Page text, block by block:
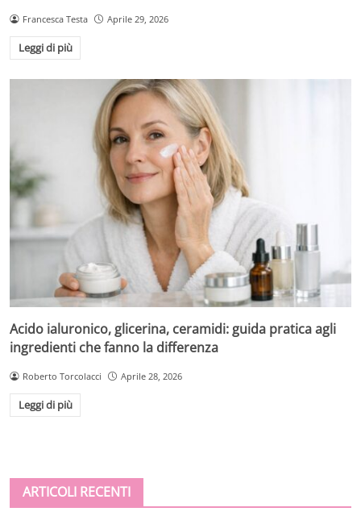
Francesca Testa Aprile 29, 2026
Leggi di più
Acido ialuronico, glicerina, ceramidi: guida pratica agli
ingredienti che fanno la differenza
Roberto Torcolacci Aprile 28, 2026
Leggi di più
ARTICOLI RECENTI